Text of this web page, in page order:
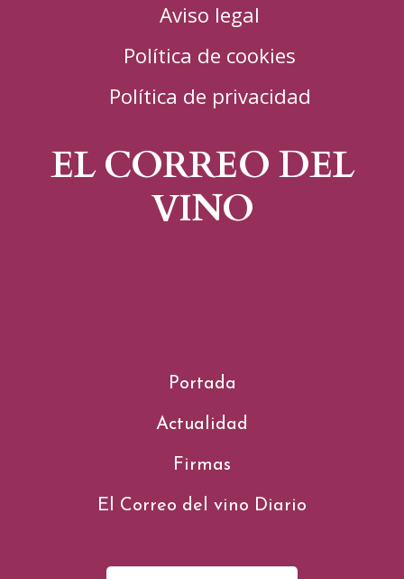
Aviso legal
Política de cookies
Política de privacidad
EL CORREO DEL
VINO
Portada
Actualidad
Firmas
El Correo del vino Diario